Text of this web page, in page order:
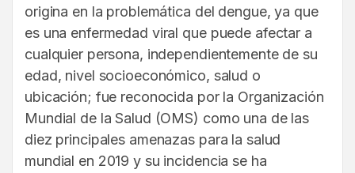
origina en la problemática del dengue, ya que
es una enfermedad viral que puede afectar a
cualquier persona, independientemente de su
edad, nivel socioeconómico, salud o
ubicación; fue reconocida por la Organización
Mundial de la Salud (OMS) como una de las
diez principales amenazas para la salud
mundial en 2019 y su incidencia se ha